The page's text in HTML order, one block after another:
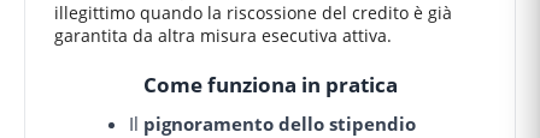
illegittimo quando la riscossione del credito è già
garantita da altra misura esecutiva attiva.
Come funziona in pratica
Il pignoramento dello stipendio